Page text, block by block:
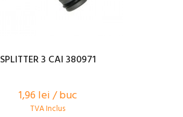
SPLITTER 3 CAI 380971
1,96 lei / buc
TVA Inclus